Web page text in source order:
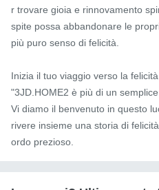
r trovare gioia e rinnovamento
spite possa abbandonare le
più puro senso di felicità.
Inizia il tuo viaggio verso la felicità
"3JD.HOME2 è più di un
Vi diamo il benvenuto in questo
rivere insieme una storia di
ordo prezioso.